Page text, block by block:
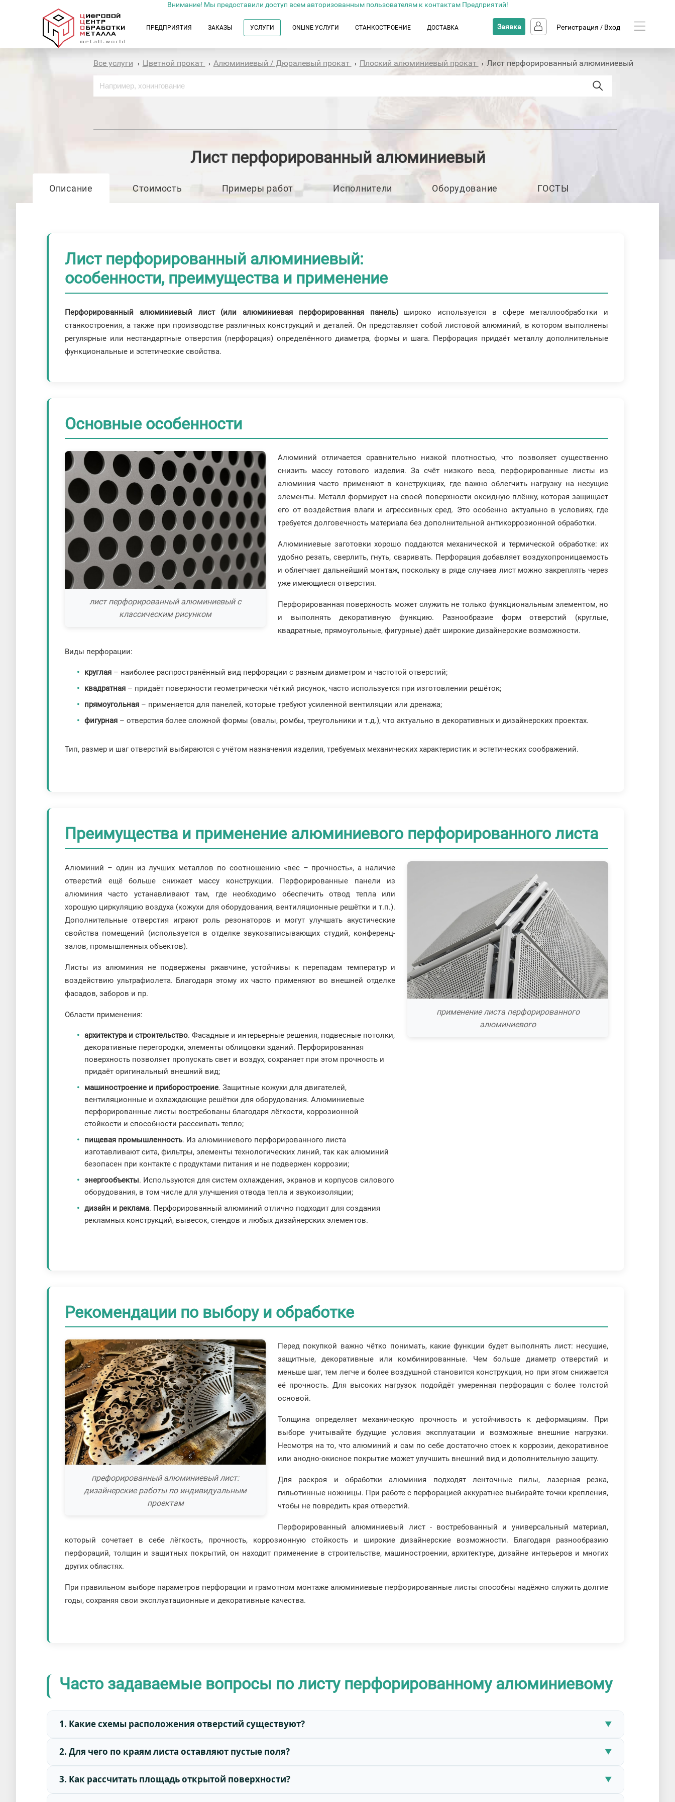
Внимание! Мы предоставили доступ всем авторизованным пользователям к контактам Предприятий!
ПРЕДПРИЯТИЯ ЗАКАЗЫ УСЛУГИ ONLINE УСЛУГИ СТАНКОСТРОЕНИЕ ДОСТАВКА Заявка Регистрация / Вход
Все услуги › Цветной прокат › Алюминиевый / Дюралевый прокат › Плоский алюминиевый прокат › Лист перфорированный алюминиевый
Лист перфорированный алюминиевый
Описание Стоимость Примеры работ Исполнители Оборудование ГОСТЫ
Лист перфорированный алюминиевый:
особенности, преимущества и применение
Перфорированный алюминиевый лист (или алюминиевая перфорированная панель)широко используется в сфере металлообработки и
станкостроения, а также при производстве различных конструкций и деталей. Он представляет собой листовой алюминий, в котором выполнены
регулярные или нестандартные отверстия (перфорация) определённого диаметра, формы и шага. Перфорация придаёт металлу дополнительные
функциональные и эстетические свойства.
Основные особенности
лист перфорированный алюминиевый с
классическим рисунком
Алюминий отличается сравнительно низкой плотностью, что позволяет существенно
снизить массу готового изделия. За счёт низкого веса, перфорированные листы из
алюминия часто применяют в конструкциях, где важно облегчить нагрузку на несущие
элементы. Металл формирует на своей поверхности оксидную плёнку, которая защищает
его от воздействия влаги и агрессивных сред. Это особенно актуально в условиях, где
требуется долговечность материала без дополнительной антикоррозионной обработки.
Алюминиевые заготовки хорошо поддаются механической и термической обработке: их
удобно резать, сверлить, гнуть, сваривать. Перфорация добавляет воздухопроницаемость
и облегчает дальнейший монтаж, поскольку в ряде случаев лист можно закреплять через
уже имеющиеся отверстия.
Перфорированная поверхность может служить не только функциональным элементом, но
и выполнять декоративную функцию. Разнообразие форм отверстий (круглые,
квадратные, прямоугольные, фигурные) даёт широкие дизайнерские возможности.
Виды перфорации:
круглая – наиболее распространённый вид перфорации с разным диаметром и частотой отверстий;
квадратная – придаёт поверхности геометрически чёткий рисунок, часто используется при изготовлении решёток;
прямоугольная – применяется для панелей, которые требуют усиленной вентиляции или дренажа;
фигурная – отверстия более сложной формы (овалы, ромбы, треугольники и т.д.), что актуально в декоративных и дизайнерских проектах.
Тип, размер и шаг отверстий выбираются с учётом назначения изделия, требуемых механических характеристик и эстетических соображений.
Преимущества и применение алюминиевого перфорированного листа
применение листа перфорированного
алюминиевого
Алюминий – один из лучших металлов по соотношению «вес – прочность», а наличие
отверстий ещё больше снижает массу конструкции. Перфорированные панели из
алюминия часто устанавливают там, где необходимо обеспечить отвод тепла или
хорошую циркуляцию воздуха (кожухи для оборудования, вентиляционные решётки и т.п.).
Дополнительные отверстия играют роль резонаторов и могут улучшать акустические
свойства помещений (используется в отделке звукозаписывающих студий, конференц-
залов, промышленных объектов).
Листы из алюминия не подвержены ржавчине, устойчивы к перепадам температур и
воздействию ультрафиолета. Благодаря этому их часто применяют во внешней отделке
фасадов, заборов и пр.
Области применения:
архитектура и строительство. Фасадные и интерьерные решения, подвесные потолки,
декоративные перегородки, элементы облицовки зданий. Перфорированная
поверхность позволяет пропускать свет и воздух, сохраняет при этом прочность и
придаёт оригинальный внешний вид;
машиностроение и приборостроение. Защитные кожухи для двигателей,
вентиляционные и охлаждающие решётки для оборудования. Алюминиевые
перфорированные листы востребованы благодаря лёгкости, коррозионной
стойкости и способности рассеивать тепло;
пищевая промышленность. Из алюминиевого перфорированного листа
изготавливают сита, фильтры, элементы технологических линий, так как алюминий
безопасен при контакте с продуктами питания и не подвержен коррозии;
энергообъекты. Используются для систем охлаждения, экранов и корпусов силового
оборудования, в том числе для улучшения отвода тепла и звукоизоляции;
дизайн и реклама. Перфорированный алюминий отлично подходит для создания
рекламных конструкций, вывесок, стендов и любых дизайнерских элементов.
Рекомендации по выбору и обработке
префорированный алюминиевый лист:
дизайнерские работы по индивидуальным
проектам
Перед покупкой важно чётко понимать, какие функции будет выполнять лист: несущие,
защитные, декоративные или комбинированные. Чем больше диаметр отверстий и
меньше шаг, тем легче и более воздушной становится конструкция, но при этом снижается
её прочность. Для высоких нагрузок подойдёт умеренная перфорация с более толстой
основой.
Толщина определяет механическую прочность и устойчивость к деформациям. При
выборе учитывайте будущие условия эксплуатации и возможные внешние нагрузки.
Несмотря на то, что алюминий и сам по себе достаточно стоек к коррозии, декоративное
или анодно-окисное покрытие может улучшить внешний вид и дополнительную защиту.
Для раскроя и обработки алюминия подходят ленточные пилы, лазерная резка,
гильотинные ножницы. При работе с перфорацией аккуратнее выбирайте точки крепления,
чтобы не повредить края отверстий.
Перфорированный алюминиевый лист - востребованный и универсальный материал,
который сочетает в себе лёгкость, прочность, коррозионную стойкость и широкие дизайнерские возможности. Благодаря разнообразию
перфораций, толщин и защитных покрытий, он находит применение в строительстве, машиностроении, архитектуре, дизайне интерьеров и многих
других областях.
При правильном выборе параметров перфорации и грамотном монтаже алюминиевые перфорированные листы способны надёжно служить долгие
годы, сохраняя свои эксплуатационные и декоративные качества.
Часто задаваемые вопросы по листу перфорированному алюминиевому
1. Какие схемы расположения отверстий существуют?
2. Для чего по краям листа оставляют пустые поля?
3. Как рассчитать площадь открытой поверхности?